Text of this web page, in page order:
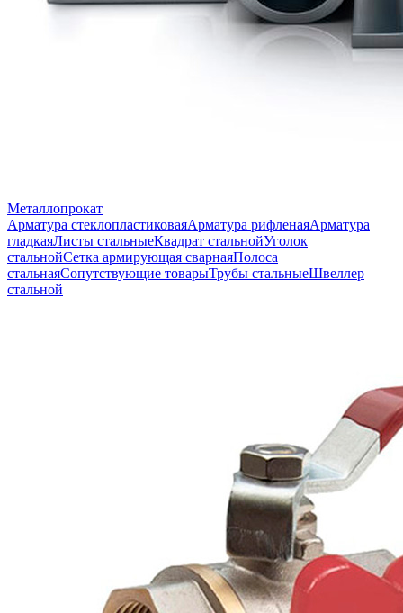
Металлопрокат
Арматура стеклопластиковаяАрматура рифленаяАрматура
гладкаяЛисты стальныеКвадрат стальнойУголок
стальнойСетка армирующая сварнаяПолоса
стальнаяСопутствующие товарыТрубы стальныеШвеллер
стальной